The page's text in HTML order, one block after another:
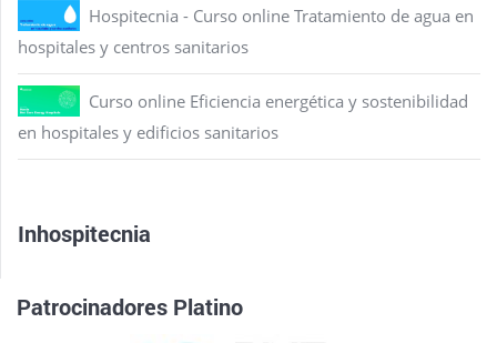
Hospitecnia - Curso online Tratamiento de agua en
hospitales y centros sanitarios
Curso online Eficiencia energética y sostenibilidad
en hospitales y edificios sanitarios
Inhospitecnia
Patrocinadores Platino